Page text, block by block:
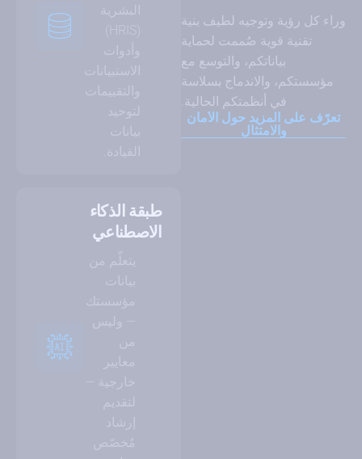
وراء كل رؤية وتوجيه لطيف بنية
تقنية قوية صُممت لحماية
بياناتكم، والتوسع مع
مؤسستكم، والاندماج بسلاسة
في أنظمتكم الحالية.
تعرّف على المزيد حول الأمان
والامتثال
البشرية
وأدوات
الاستبيانات
والتقييمات
لتوحيد
بيانات
القيادة.
طبقة الذكاء
الاصطناعي
يتعلّم من
بيانات
مؤسستك
— وليس
من
معايير
خارجية —
لتقديم
إرشاد
مُخصّص